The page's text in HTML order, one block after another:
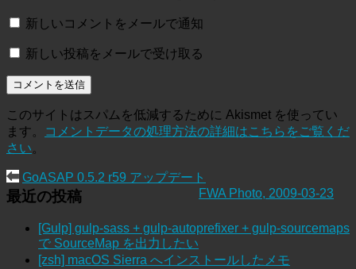
新しいコメントをメールで通知
新しい投稿をメールで受け取る
このサイトはスパムを低減するために Akismet を使ってい
ます。
コメントデータの処理方法の詳細はこちらをご覧くだ
さい。
GoASAP 0.5.2 r59 アップデート
FWA Photo, 2009-03-23
最近の投稿
[Gulp] gulp-sass + gulp-autoprefixer + gulp-sourcemaps
で SourceMap を出力したい
[zsh] macOS Sierra へインストールしたメモ